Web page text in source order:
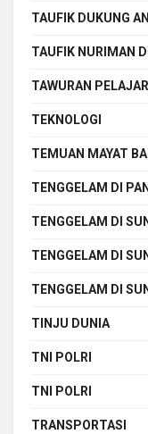
TAUFIK DUKUNG
TAUFIK NURIMAN
TAWURAN PELAJAR
TEKNOLOGI
TEMUAN MAYAT
TENGGELAM DI
TENGGELAM DI
TENGGELAM DI
TENGGELAM DI
TINJU DUNIA
TNI POLRI
TNI POLRI
TRANSPORTASI